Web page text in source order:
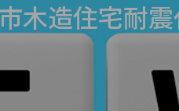
木造住宅耐